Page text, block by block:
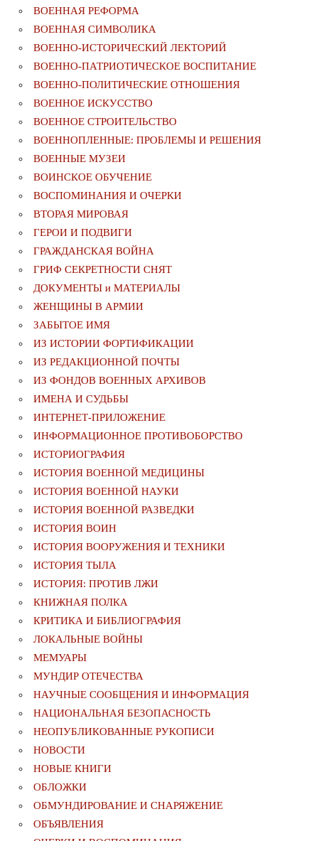
ВОЕННАЯ РЕФОРМА
ВОЕННАЯ СИМВОЛИКА
ВОЕННО-ИСТОРИЧЕСКИЙ ЛЕКТОРИЙ
ВОЕННО-ПАТРИОТИЧЕСКОЕ ВОСПИТАНИЕ
ВОЕННО-ПОЛИТИЧЕСКИE ОТНОШЕНИЯ
ВОЕННОЕ ИСКУССТВО
ВОЕННОЕ СТРОИТЕЛЬСТВО
ВОЕННОПЛЕННЫЕ: ПРОБЛЕМЫ И РЕШЕНИЯ
ВОЕННЫЕ МУЗЕИ
ВОИНСКОЕ ОБУЧЕНИЕ
ВОСПОМИНАНИЯ И ОЧЕРКИ
ВТОРАЯ МИРОВАЯ
ГЕРОИ И ПОДВИГИ
ГРАЖДАНСКАЯ ВОЙНА
ГРИФ СЕКРЕТНОСТИ СНЯТ
ДОКУМЕНТЫ и МАТЕРИАЛЫ
ЖЕНЩИНЫ В АРМИИ
ЗАБЫТОЕ ИМЯ
ИЗ ИСТОРИИ ФОРТИФИКАЦИИ
ИЗ РЕДАКЦИОННОЙ ПОЧТЫ
ИЗ ФОНДОВ ВОЕННЫХ АРХИВОВ
ИМЕНА И СУДЬБЫ
ИНТЕРНЕТ-ПРИЛОЖЕНИЕ
ИНФОРМАЦИОННОЕ ПРОТИВОБОРСТВО
ИСТОРИОГРАФИЯ
ИСТОРИЯ ВОЕННОЙ МЕДИЦИНЫ
ИСТОРИЯ ВОЕННОЙ НАУКИ
ИСТОРИЯ ВОЕННОЙ РАЗВЕДКИ
ИСТОРИЯ ВОИН
ИСТОРИЯ ВООРУЖЕНИЯ И ТЕХНИКИ
ИСТОРИЯ ТЫЛА
ИСТОРИЯ: ПРОТИВ ЛЖИ
КНИЖНАЯ ПОЛКА
КРИТИКА И БИБЛИОГРАФИЯ
ЛОКАЛЬНЫЕ ВОЙНЫ
МЕМУАРЫ
МУНДИР ОТЕЧЕСТВА
НАУЧНЫЕ СООБЩЕНИЯ И ИНФОРМАЦИЯ
НАЦИОНАЛЬНАЯ БЕЗОПАСНОСТЬ
НЕОПУБЛИКОВАННЫЕ РУКОПИСИ
НОВОСТИ
НОВЫЕ КНИГИ
ОБЛОЖКИ
ОБМУНДИРОВАНИЕ И СНАРЯЖЕНИЕ
ОБЪЯВЛЕНИЯ